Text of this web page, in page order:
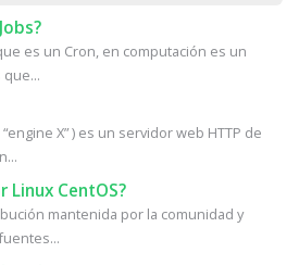
es un Cron, en computación es un
X” ) es un servidor web HTTP de
Linux CentOS?
mantenida por la comunidad y